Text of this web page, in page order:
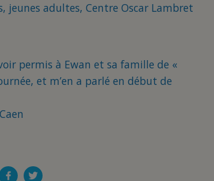
jeunes adultes, Centre Oscar Lambret
permis à Ewan et sa famille de «
et m’en a parlé en début de